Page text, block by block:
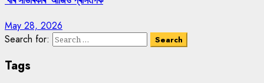
May 28, 2026
Search for:
Tags